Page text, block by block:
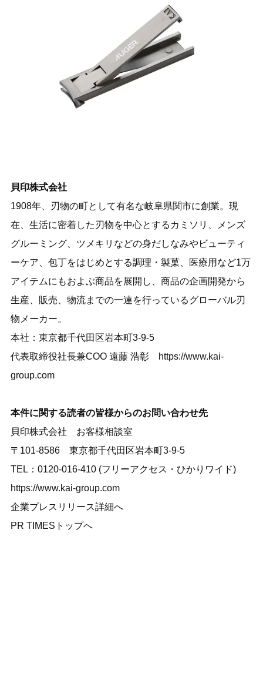
貝印株式会社
1908年、刃物の町として有名な岐阜県関市に創業。現
在、生活に密着した刃物を中心とするカミソリ、メンズ
グルーミング、ツメキリなどの身だしなみやビューティ
ーケア、包丁をはじめとする調理・製菓、医療用など1万
アイテムにもおよぶ商品を展開し、商品の企画開発から
生産、販売、物流までの一連を行っているグローバル刃
物メーカー。
本社：東京都千代田区岩本町3-9-5
代表取締役社長兼COO 遠藤 浩彰
https://www.kai-
group.com
本件に関する読者の皆様からのお問い合わせ先
貝印株式会社 お客様相談室
〒101-8586 東京都千代田区岩本町3-9-5
TEL：0120-016-410 (フリーアクセス・ひかりワイド)
https://www.kai-group.com
企業プレスリリース詳細へ
PR TIMESトップへ